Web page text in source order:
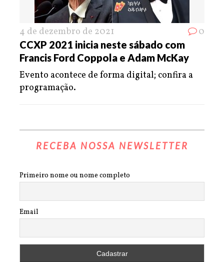
4 de dezembro de 2021 0
CCXP 2021 inicia neste sábado com
Francis Ford Coppola e Adam McKay
Evento acontece de forma digital; confira a
programação.
RECEBA NOSSA NEWSLETTER
Primeiro nome ou nome completo
Email